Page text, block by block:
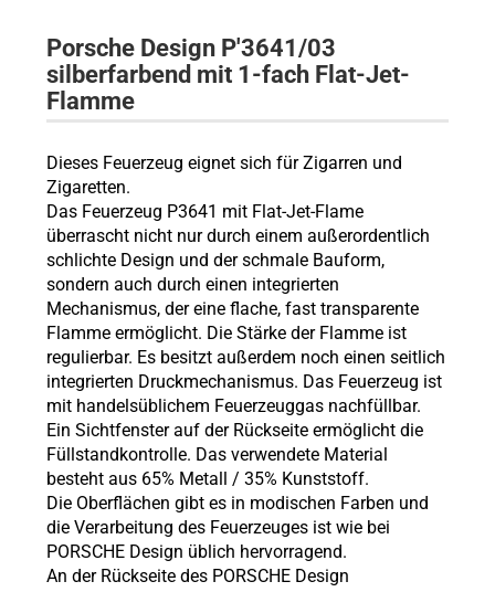
Porsche Design P'3641/03
silberfarbend mit 1-fach Flat-Jet-
Flamme
Dieses Feuerzeug eignet sich für Zigarren und
Zigaretten.
Das Feuerzeug P3641 mit Flat-Jet-Flame
überrascht nicht nur durch einem außerordentlich
schlichte Design und der schmale Bauform,
sondern auch durch einen integrierten
Mechanismus, der eine flache, fast transparente
Flamme ermöglicht. Die Stärke der Flamme ist
regulierbar. Es besitzt außerdem noch einen seitlich
integrierten Druckmechanismus. Das Feuerzeug ist
mit handelsüblichem Feuerzeuggas nachfüllbar.
Ein Sichtfenster auf der Rückseite ermöglicht die
Füllstandkontrolle. Das verwendete Material
besteht aus 65% Metall / 35% Kunststoff.
Die Oberflächen gibt es in modischen Farben und
die Verarbeitung des Feuerzeuges ist wie bei
PORSCHE Design üblich hervorragend.
An der Rückseite des PORSCHE Design